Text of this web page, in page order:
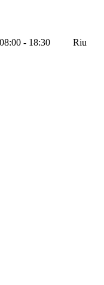
- 18:30
Riu